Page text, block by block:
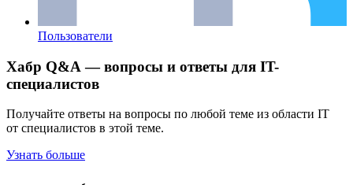
Пользователи
Хабр Q&A — вопросы и ответы для IT-
специалистов
Получайте ответы на вопросы по любой теме из области IT
от специалистов в этой теме.
Узнать больше